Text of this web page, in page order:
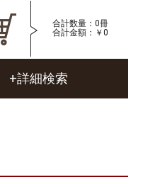
合計数量：0冊
合計金額：￥0
+詳細検索